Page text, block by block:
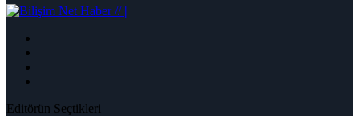
|
Editörün Seçtikleri